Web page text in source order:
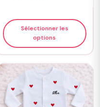
Sélectionner les
options